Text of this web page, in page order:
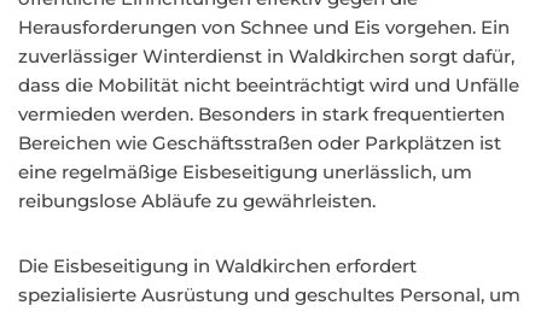
Herausforderungen von Schnee und Eis vorgehen. Ein
zuverlässiger Winterdienst in Waldkirchen sorgt dafür,
dass die Mobilität nicht beeinträchtigt wird und Unfälle
vermieden werden. Besonders in stark frequentierten
Bereichen wie Geschäftsstraßen oder Parkplätzen ist
eine regelmäßige Eisbeseitigung unerlässlich, um
reibungslose Abläufe zu gewährleisten.
Die Eisbeseitigung in Waldkirchen erfordert
spezialisierte Ausrüstung und geschultes Personal, um